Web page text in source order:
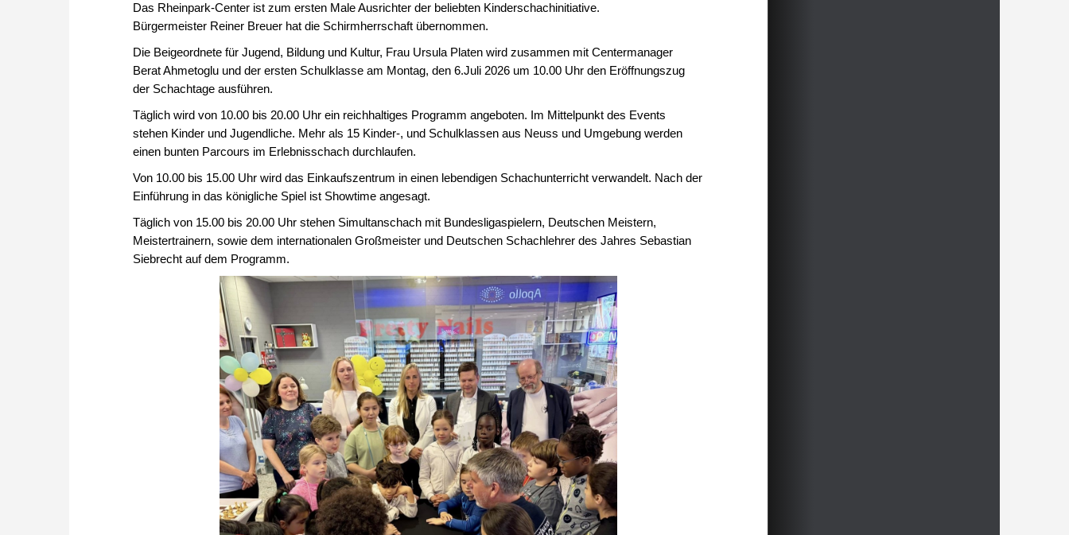
Das Rheinpark-Center ist zum ersten Male Ausrichter der beliebten Kinderschachinitiative.
Bürgermeister Reiner Breuer hat die Schirmherrschaft übernommen.
Die Beigeordnete für Jugend, Bildung und Kultur, Frau Ursula Platen wird zusammen mit Centermanager
Berat Ahmetoglu und der ersten Schulklasse am Montag, den 6.Juli 2026 um 10.00 Uhr den Eröffnungszug
der Schachtage ausführen.
Täglich wird von 10.00 bis 20.00 Uhr ein reichhaltiges Programm angeboten. Im Mittelpunkt des Events
stehen Kinder und Jugendliche. Mehr als 15 Kinder-, und Schulklassen aus Neuss und Umgebung werden
einen bunten Parcours im Erlebnisschach durchlaufen.
Von 10.00 bis 15.00 Uhr wird das Einkaufszentrum in einen lebendigen Schachunterricht verwandelt. Nach der
Einführung in das königliche Spiel ist Showtime angesagt.
Täglich von 15.00 bis 20.00 Uhr stehen Simultanschach mit Bundesligaspielern, Deutschen Meistern,
Meistertrainern, sowie dem internationalen Großmeister und Deutschen Schachlehrer des Jahres Sebastian
Siebrecht auf dem Programm.